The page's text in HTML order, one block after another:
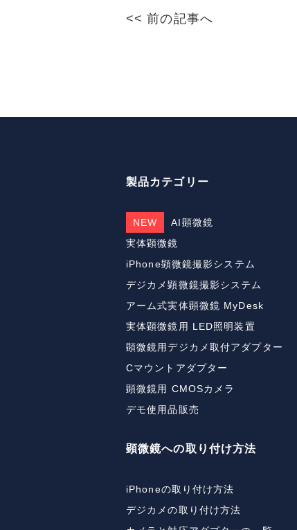
o
<< 前の記事へ
製品カテゴリー
NEW
AI顕微鏡
実体顕微鏡
iPhone顕微鏡撮影システム
デジカメ顕微鏡撮影システム
アーム式実体顕微鏡 MyDesk
実体顕微鏡用 LED照明装置
顕微鏡用デジカメ取付アダプター
Cマウントアダプター
顕微鏡用 CMOSカメラ
デモ使用品販売
顕微鏡への取り付け方法
iPhoneの取り付け方法
デジカメの取り付け方法